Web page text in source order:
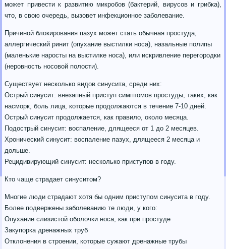
может привести к развитию микробов (бактерий, вирусов и грибка),
что, в свою очередь, вызовет инфекционное заболевание.
Причиной блокирования пазух может стать обычная простуда,
аллергический ринит (опухание выстилки носа), назальные полипы
(маленькие наросты на выстилке носа), или искривление перегородки
(неровность носовой полости).
Существует несколько видов синусита, среди них:
Острый синусит: внезапный приступ симптомов простуды, таких, как
насморк, боль лица, которые продолжаются в течение 7-10 дней.
Острый синусит продолжается, как правило, около месяца.
Подострый синусит: воспаление, длящееся от 1 до 2 месяцев.
Хронический синусит: воспаление пазух, длящееся 2 месяца и
дольше.
Рецидивирующий синусит: несколько приступов в году.
Кто чаще страдает синуситом?
Многие люди страдают хотя бы одним приступом синусита в году.
Более подвержены заболеванию те люди, у кого:
Опухание слизистой оболочки носа, как при простуде
Закупорка дренажных труб
Отклонения в строении, которые сужают дренажные трубы